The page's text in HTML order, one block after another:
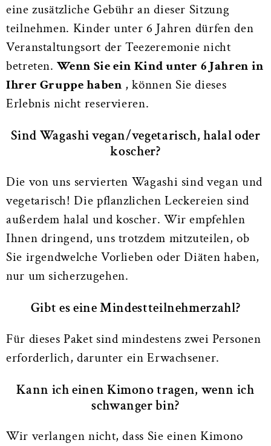
eine zusätzliche Gebühr an dieser Sitzung
teilnehmen. Kinder unter 6 Jahren dürfen den
Veranstaltungsort der Teezeremonie nicht
betreten.Wenn Sie ein Kind unter 6 Jahren in
Ihrer Gruppe haben , können Sie dieses
Erlebnis nicht reservieren.
Sind Wagashi vegan/vegetarisch, halal oder
koscher?
Die von uns servierten Wagashi sind vegan und
vegetarisch! Die pflanzlichen Leckereien sind
außerdem halal und koscher. Wir empfehlen
Ihnen dringend, uns trotzdem mitzuteilen, ob
Sie irgendwelche Vorlieben oder Diäten haben,
nur um sicherzugehen.
Gibt es eine Mindestteilnehmerzahl?
Für dieses Paket sind mindestens zwei Personen
erforderlich, darunter ein Erwachsener.
Kann ich einen Kimono tragen, wenn ich
schwanger bin?
Wir verlangen nicht, dass Sie einen Kimono